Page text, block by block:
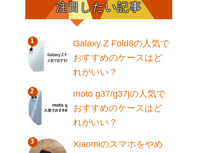
注目したい記事
Galaxy Z Fold8の人気で
おすすめのケースはど
れがいい？
moto g37/g37jの人気で
おすすめのケースはど
れがいい？
Xiaomiのスマホをやめ